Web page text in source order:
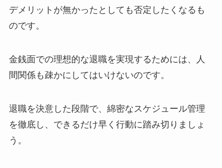
デメリットが無かったとしても否定したくなるも
のです。
金銭面での理想的な退職を実現するためには、人
間関係も疎かにしてはいけないのです。
退職を決意した段階で、綿密なスケジュール管理
を徹底し、できるだけ早く行動に踏み切りましょ
う。